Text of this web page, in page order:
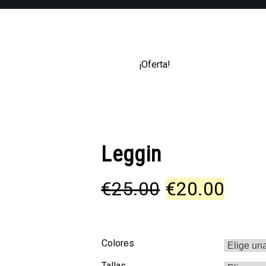
¡Oferta!
Leggin
€25.00 El
original
€20.00
Colores